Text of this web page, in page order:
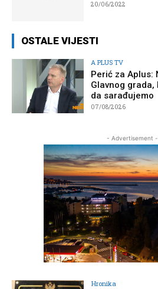
20/06/2022
OSTALE VIJESTI
A PLUS TV
Perić za Aplus:
Glavnog grada,
da sarađujemo
07/08/2026
- Advertisement -
Hronika